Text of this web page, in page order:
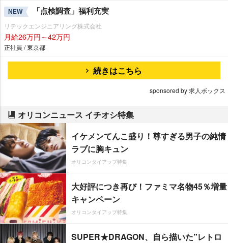
NEW 「点検調査」福利充実
リテックエンジニアリング株式会社
月給26万円～42万円
正社員 / 東京都
続きはこちら
sponsored by 求人ボックス
オリコンニュース イチオシ特集
イケメンてんこ盛り！尊すぎる男子の純情
ラブに胸キュン
オリコンタイアップ特集
大好評につき再び！ファミマ名物45％増量
キャンペーン
オリコンタイアップ特集
SUPER★DRAGON、自ら描いた”レトロ